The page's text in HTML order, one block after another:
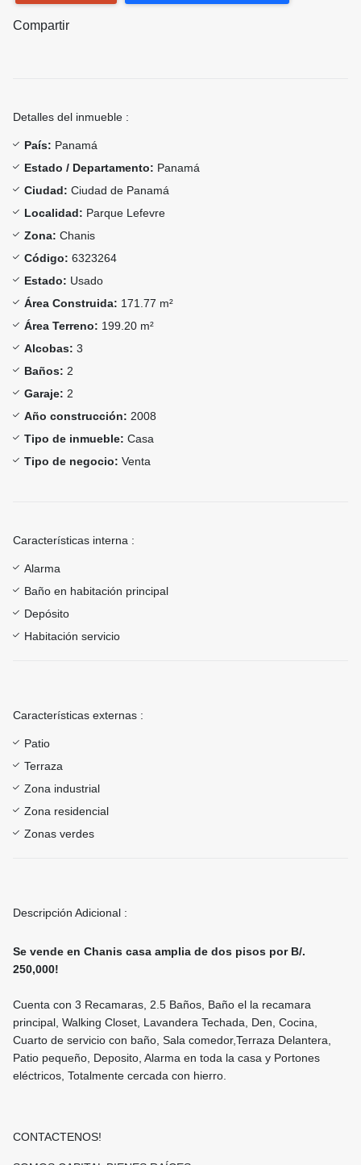
Compartir
Detalles del inmueble :
País: Panamá
Estado / Departamento: Panamá
Ciudad: Ciudad de Panamá
Localidad: Parque Lefevre
Zona: Chanis
Código: 6323264
Estado: Usado
Área Construida: 171.77 m²
Área Terreno: 199.20 m²
Alcobas: 3
Baños: 2
Garaje: 2
Año construcción: 2008
Tipo de inmueble: Casa
Tipo de negocio: Venta
Características interna :
Alarma
Baño en habitación principal
Depósito
Habitación servicio
Características externas :
Patio
Terraza
Zona industrial
Zona residencial
Zonas verdes
Descripción Adicional :
Se vende en Chanis casa amplia de dos pisos por B/.
250,000!
Cuenta con 3 Recamaras, 2.5 Baños, Baño el la recamara
principal, Walking Closet, Lavandera Techada, Den, Cocina,
Cuarto de servicio con baño, Sala comedor,Terraza Delantera,
Patio pequeño, Deposito, Alarma en toda la casa y Portones
eléctricos, Totalmente cercada con hierro.
CONTACTENOS!